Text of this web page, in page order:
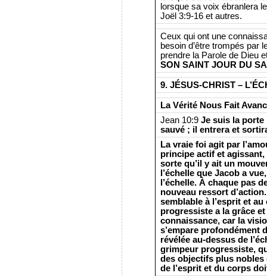
lorsque sa voix ébranlera
Joël 3:9-16 et autres.
Ceux qui ont une
besoin d’être trompés par
prendre la Parole de Dieu
SON SAINT JOUR DU
9. JÉSUS-CHRIST –
La Vérité Nous Fait
Jean 10:9 Je suis la porte
sauvé ; il entrera et
La vraie foi agit par
principe actif et
sorte qu’il y ait un
l’échelle que Jacob a
l’échelle. À chaque pas
nouveau ressort
semblable à l’esprit et
progressiste a la grâce
connaissance, car la
s’empare profondément
révélée au-dessus de
grimpeur progressiste,
des objectifs plus nobles
de l’esprit et du corps